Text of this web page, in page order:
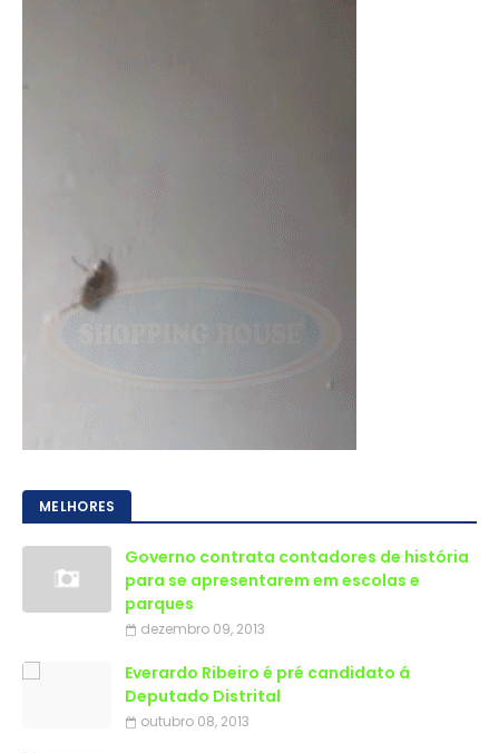
MELHORES
Governo contrata contadores de história
para se apresentarem em escolas e
parques
dezembro 09, 2013
Everardo Ribeiro é pré candidato á
Deputado Distrital
outubro 08, 2013